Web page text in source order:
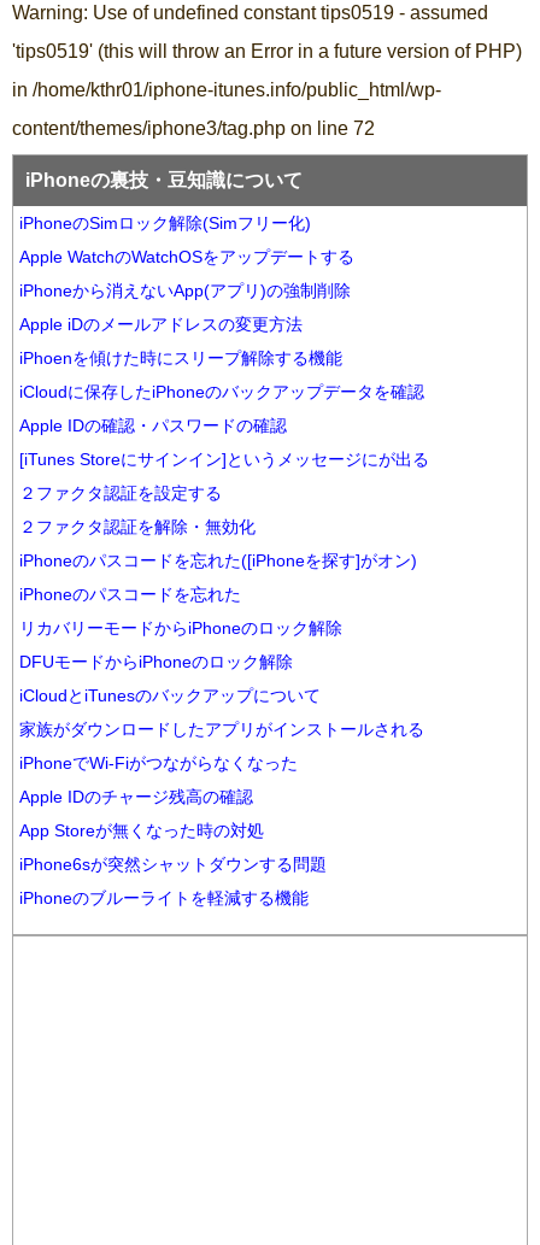
Warning: Use of undefined constant tips0519 - assumed
'tips0519' (this will throw an Error in a future version of PHP)
in /home/kthr01/iphone-itunes.info/public_html/wp-
content/themes/iphone3/tag.php on line 72
iPhoneの裏技・豆知識について
iPhoneのSimロック解除(Simフリー化)
Apple WatchのWatchOSをアップデートする
iPhoneから消えないApp(アプリ)の強制削除
Apple iDのメールアドレスの変更方法
iPhoenを傾けた時にスリープ解除する機能
iCloudに保存したiPhoneのバックアップデータを確認
Apple IDの確認・パスワードの確認
[iTunes Storeにサインイン]というメッセージにが出る
２ファクタ認証を設定する
２ファクタ認証を解除・無効化
iPhoneのパスコードを忘れた([iPhoneを探す]がオン)
iPhoneのパスコードを忘れた
リカバリーモードからiPhoneのロック解除
DFUモードからiPhoneのロック解除
iCloudとiTunesのバックアップについて
家族がダウンロードしたアプリがインストールされる
iPhoneでWi-Fiがつながらなくなった
Apple IDのチャージ残高の確認
App Storeが無くなった時の対処
iPhone6sが突然シャットダウンする問題
iPhoneのブルーライトを軽減する機能